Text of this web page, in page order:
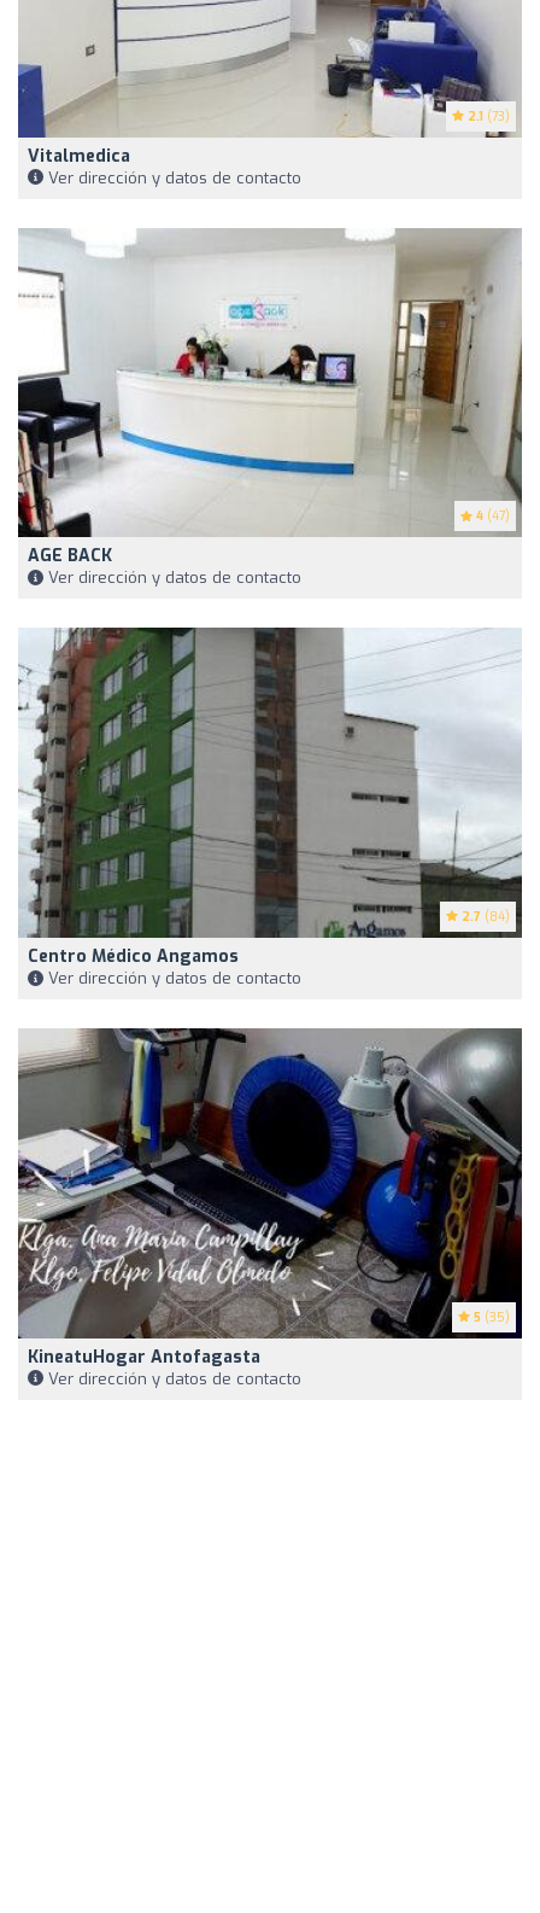
2.1 (73)
Vitalmedica
Ver dirección y datos de contacto
4 (47)
AGE BACK
Ver dirección y datos de contacto
2.7 (84)
Centro Médico Angamos
Ver dirección y datos de contacto
5 (35)
KineatuHogar Antofagasta
Ver dirección y datos de contacto